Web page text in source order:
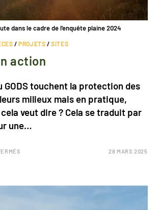
dans le cadre de l'enquête plaine 2024
/PROJETS /SITES
action
GODS touchent la protection des
milieux mais en pratique,
veut dire ? Cela se traduit par
une…
28 MARS 2025